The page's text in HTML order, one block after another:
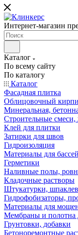
Интернет-магазин
Каталог
По всему сайту
По каталогу
Каталог
Фасадная плитка
Облицовочный
Минеральная,
Строительные смеси,
Клей для плитки
Затирки для швов
Гидроизоляция
Материалы для
Герметики
Наливные полы,
Кладочные растворы
Штукатурки,
Гидрофобизаторы,
Материалы для
Мембраны и полотна
Грунтовки, добавки
Бетоноремонтные